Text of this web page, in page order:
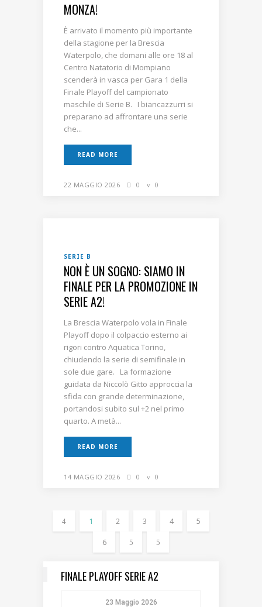
MONZA!
È arrivato il momento più importante
della stagione per la Brescia
Waterpolo, che domani alle ore 18 al
Centro Natatorio di Mompiano
scenderà in vasca per Gara 1 della
Finale Playoff del campionato
maschile di Serie B. I biancazzurri si
preparano ad affrontare una serie
che...
READ MORE
22 MAGGIO 2026 0 0
SERIE B
NON È UN SOGNO: SIAMO IN
FINALE PER LA PROMOZIONE IN
SERIE A2!
La Brescia Waterpolo vola in Finale
Playoff dopo il colpaccio esterno ai
rigori contro Aquatica Torino,
chiudendo la serie di semifinale in
sole due gare. La formazione
guidata da Niccolò Gitto approccia la
sfida con grande determinazione,
portandosi subito sul +2 nel primo
quarto. A metà...
READ MORE
14 MAGGIO 2026 0 0
1 2 3 4
5
6
FINALE PLAYOFF SERIE A2
23 Maggio 2026